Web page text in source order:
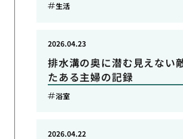
生活
排水溝の奥に潜む見えない
たある主婦の記録
2026.04.23
浴室
2026.04.22